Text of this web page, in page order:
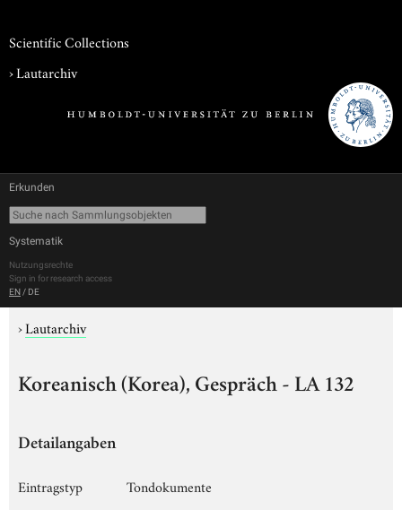
Scientific Collections
›Lautarchiv
Erkunden
Systematik
Nutzungsrechte
Sign in for research access
EN / DE
›Lautarchiv
Koreanisch (Korea), Gespräch - LA 132
Detailangaben
Eintragstyp
Tondokumente